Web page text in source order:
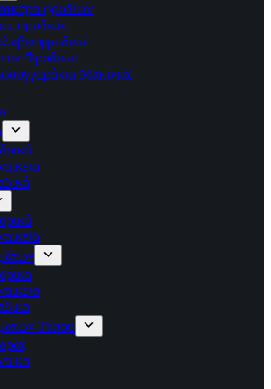
φρυδιών
φρυδιών
φρυδιών
Φρυδιών
Μακιγιάζ
Τύπου